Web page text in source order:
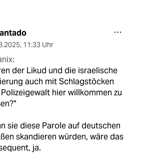
, 11:33 Uhr
der Likud und die israelische
auch mit Schlagstöcken
hier willkommen zu
sie diese Parole auf deutschen
skandieren würden, wäre das
ja.